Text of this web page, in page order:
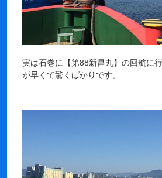
実は石巻に【第88新昌丸】の回航に
が早くて驚くばかりです。